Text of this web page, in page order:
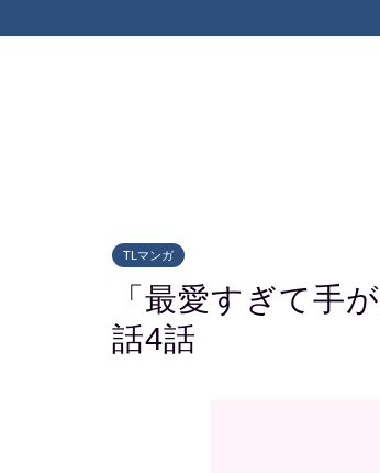
TLマンガ
「最愛すぎて手
話4話